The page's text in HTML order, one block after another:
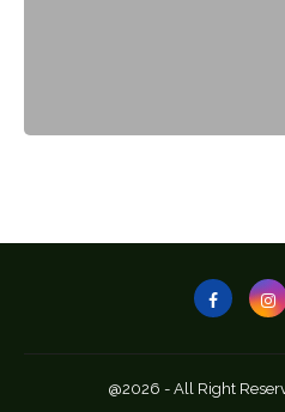
@2026 - All Right